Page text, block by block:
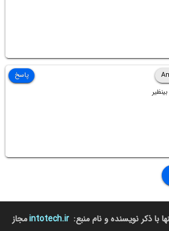
پاسخ
با ذکر نویسنده و نام منبع: intotech.irمجاز